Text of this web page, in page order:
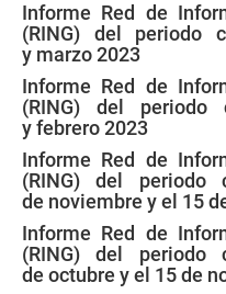
Informe Red de
(RING) del periodo
y marzo 2023
Informe Red de
(RING) del periodo
y febrero 2023
Informe Red de
(RING) del periodo
de noviembre y el 15
Informe Red de
(RING) del periodo
de octubre y el 15 de